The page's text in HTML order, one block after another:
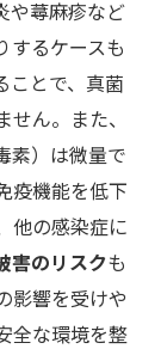
や蕁麻疹など
するケースも
ことで、真菌
ん。また、
素）は微量で
疫機能を低下
他の感染症に
害のリスクも
影響を受けや
全な環境を整